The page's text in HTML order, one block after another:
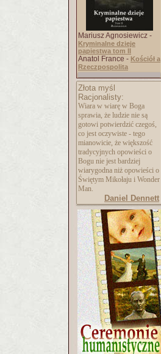
Mariusz Agnosiewicz -
Kryminalne dzieje
papiestwa tom II
Anatol France - Kościół a
Rzeczpospolita
Złota myśl
Racjonalisty:
Wiara w wiarę w Boga
sprawia, że ludzie nie są
gotowi potwierdzić czegoś,
co jest oczywiste - tego
mianowicie, że większość
tradycyjnych opowieści o
Bogu nie jest bardziej
wiarygodna niż opowieści o
Świętym Mikołaju i Wonder
Man.
Daniel Dennett